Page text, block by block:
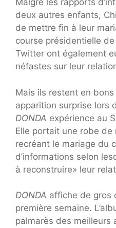
Malgré les rapports
deux autres enfants,
de mettre fin à leur
course présidentielle
Twitter ont également
néfastes sur leur
Mais ils restent en
apparition surprise lors
DONDA expérience au
Elle portait une robe
recréant le mariage du
d’informations selon
à reconstruire» leur
DONDA affiche de gros
première semaine.
palmarès des meilleurs